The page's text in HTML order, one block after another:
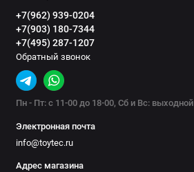
+7(962) 939-0204
+7(903) 180-7344
+7(495) 287-1207
Обратный звонок
Пн - Пт: с 11-00 до 18-00, Сб и Вс: выходной
Электронная почта
info@toytec.ru
Адрес магазина